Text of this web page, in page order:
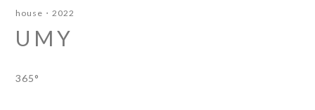
house 2022
UMY
365°